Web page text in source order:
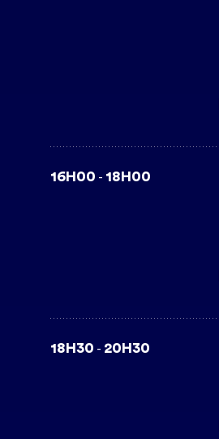
16H00 - 18H00
18H30 - 20H30